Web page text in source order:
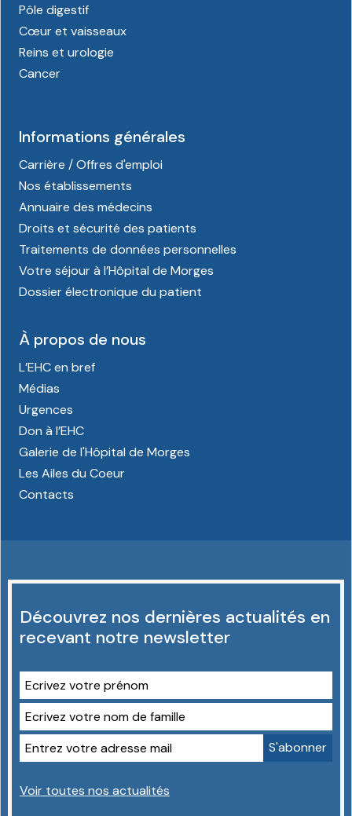
Pôle digestif
Cœur et vaisseaux
Reins et urologie
Cancer
Informations générales
Carrière / Offres d'emploi
Nos établissements
Annuaire des médecins
Droits et sécurité des patients
Traitements de données personnelles
Votre séjour à l’Hôpital de Morges
Dossier électronique du patient
À propos de nous
L’EHC en bref
Médias
Urgences
Don à l’EHC
Galerie de l'Hôpital de Morges
Les Ailes du Coeur
Contacts
Découvrez nos dernières actualités en
recevant notre newsletter
Voir toutes nos actualités